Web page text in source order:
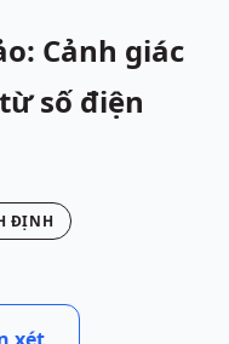
Cảnh giác
số điện
ĐỊNH